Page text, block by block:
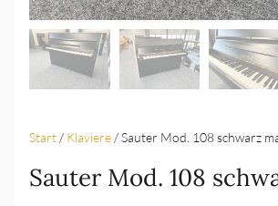
Start / Klaviere / Sauter Mod. 108 schwarz
Sauter Mod. 108